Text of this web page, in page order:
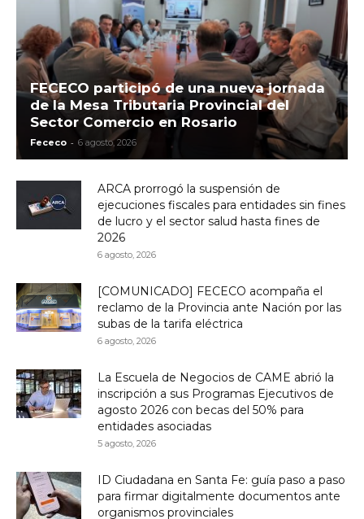
FECECO participó de una nueva jornada
de la Mesa Tributaria Provincial del
Sector Comercio en Rosario
Fececo - 6 agosto, 2026
ARCA prorrogó la suspensión de
ejecuciones fiscales para entidades sin fines
de lucro y el sector salud hasta fines de
2026
6 agosto, 2026
[COMUNICADO] FECECO acompaña el
reclamo de la Provincia ante Nación por las
subas de la tarifa eléctrica
6 agosto, 2026
La Escuela de Negocios de CAME abrió la
inscripción a sus Programas Ejecutivos de
agosto 2026 con becas del 50% para
entidades asociadas
5 agosto, 2026
ID Ciudadana en Santa Fe: guía paso a paso
para firmar digitalmente documentos ante
organismos provinciales